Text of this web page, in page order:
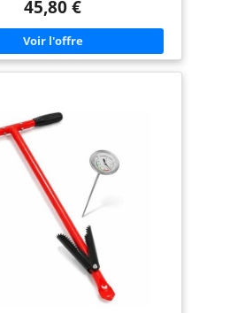
outil de mélange de compost est
une perceuse rotative, qui peut être
dans divers bacs à compost
tourner plus rapidement pour
du temps et de l'énergie, vous
cm de hauteur totale et 15 cm de
en spirale, ce qui est résistant à
la corrosion. La surface lisse rend le
après compostage facile et moins
votre tas de compost :
cet outil de mélange de compost
de l'air à votre poubelle pleine de
de feuilles et de restes de légumes
le processus de compost Simple et
: notre outil d'agitation de compost
pas d'installation et d'entretien
il suffit de l'insérer dans le seau à
commencer à l'utiliser. Facilite le
domestique et fournit de l'engrais
pour votre jardin et vos plantes
45,80 €